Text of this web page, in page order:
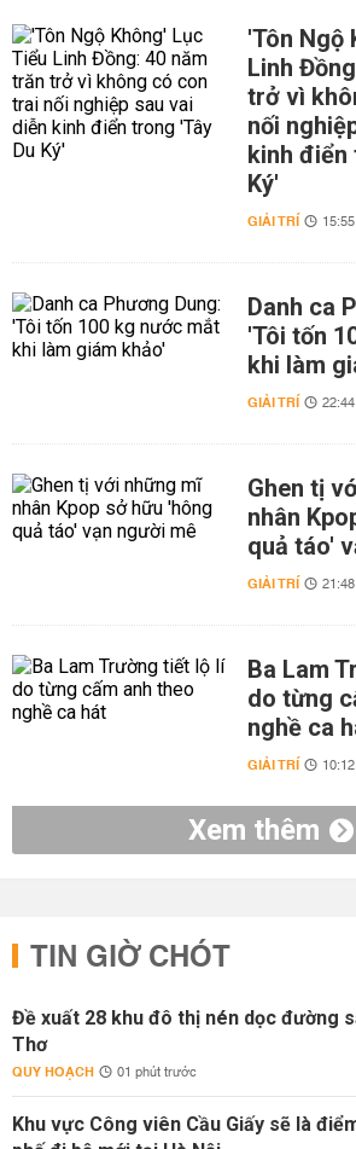
'Tôn Ngộ
Linh
trở vì
nối
kinh điển
Ký'
GIẢI TRÍ
Danh ca
'Tôi tốn
khi làm
GIẢI TRÍ
Ghen tị
nhân
quả táo'
GIẢI TRÍ
Ba Lam
do từng
nghề ca
GIẢI TRÍ
Xem thêm
TIN GIỜ CHÓT
Đề xuất 28 khu đô thị nén dọc đường
Thơ
QUY HOẠCH 01 phút trước
Khu vực Công viên Cầu Giấy sẽ là